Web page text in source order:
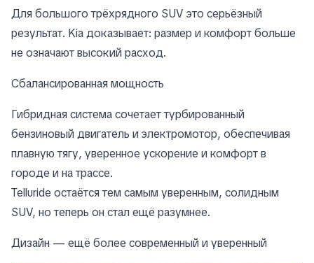
Для большого трёхрядного SUV это серьёзный
результат. Kia доказывает: размер и комфорт больше
не означают высокий расход.
Сбалансированная мощность
Гибридная система сочетает турбированный
бензиновый двигатель и электромотор, обеспечивая
плавную тягу, уверенное ускорение и комфорт в
городе и на трассе.
Telluride остаётся тем самым уверенным, солидным
SUV, но теперь он стал ещё разумнее.
Дизайн — ещё более современный и уверенный